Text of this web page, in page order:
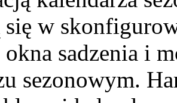
w
sadzenia i
sezonowym.